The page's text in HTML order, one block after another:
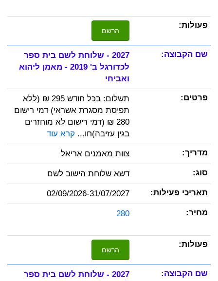
הרשם
2027 - שלוחת לשם בית ספר
לכדורגל ב' 2019 - מאמן ליהוא
ואביחי
תשלום: בכל חודש 295 ₪ (ללא
תפיסת מסגרת אשראי) דמי רישום
280 ₪ (דמי רישום לא מוחזרים
בגין עזיבה)חו... קרא עוד
צוות מאמנים אריאל
דשא שלוחת הישוב לשם
02/09/2026-31/07/2027
280
הרשם
2027 - שלוחת לשם בית ספר